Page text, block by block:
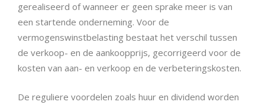
gerealiseerd of wanneer er geen sprake meer is van
een startende onderneming. Voor de
vermogenswinstbelasting bestaat het verschil tussen
de verkoop- en de aankoopprijs, gecorrigeerd voor de
kosten van aan- en verkoop en de verbeteringskosten.
De reguliere voordelen zoals huur en dividend worden